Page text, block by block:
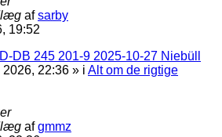
afsarby
19:52
DB 245 201-9 2025-10-27 Niebüll
2026, 22:36 » i Alt om de rigtige
afgmmz